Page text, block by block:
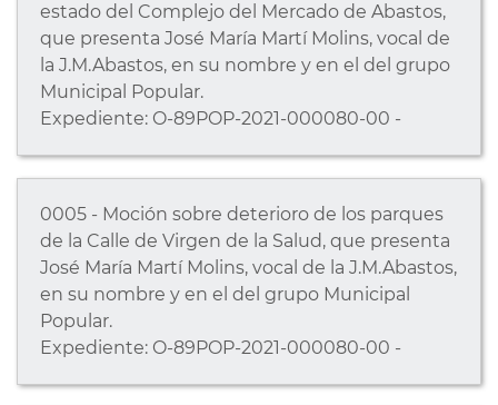
estado del Complejo del Mercado de Abastos,
que presenta José María Martí Molins, vocal de
la J.M.Abastos, en su nombre y en el del grupo
Municipal Popular.
Expediente: O-89POP-2021-000080-00 -
0005 - Moción sobre deterioro de los parques
de la Calle de Virgen de la Salud, que presenta
José María Martí Molins, vocal de la J.M.Abastos,
en su nombre y en el del grupo Municipal
Popular.
Expediente: O-89POP-2021-000080-00 -